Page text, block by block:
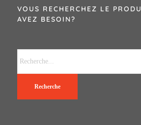
VOUS RECHERCHEZ LE
AVEZ BESOIN?
Recherche